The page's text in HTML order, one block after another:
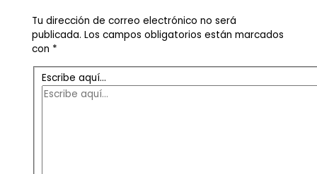
Tu dirección de correo electrónico no será
publicada. Los campos obligatorios están marcados
con *
Escribe aquí...